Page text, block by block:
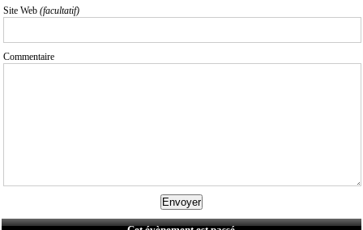
Site Web (facultatif)
Commentaire